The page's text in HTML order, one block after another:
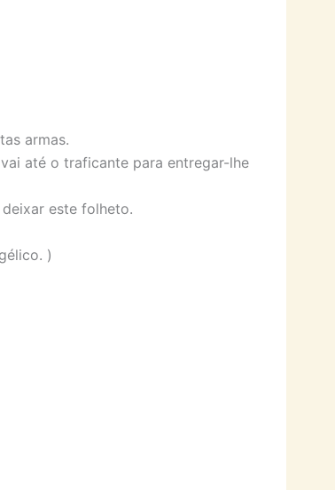
armas.
até o traficante para entregar-lhe
deixar este folheto.
)